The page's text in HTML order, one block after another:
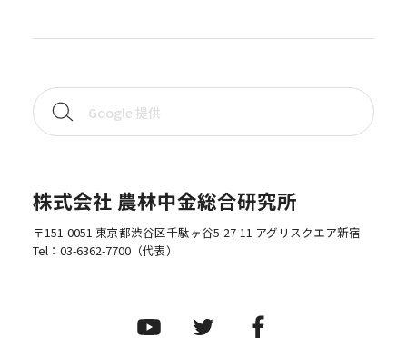
株式会社 農林中金総合研究所
〒151-0051 東京都渋谷区千駄ヶ谷5-27-11 アグリスクエア新宿
Tel： 03-6362-7700（代表）